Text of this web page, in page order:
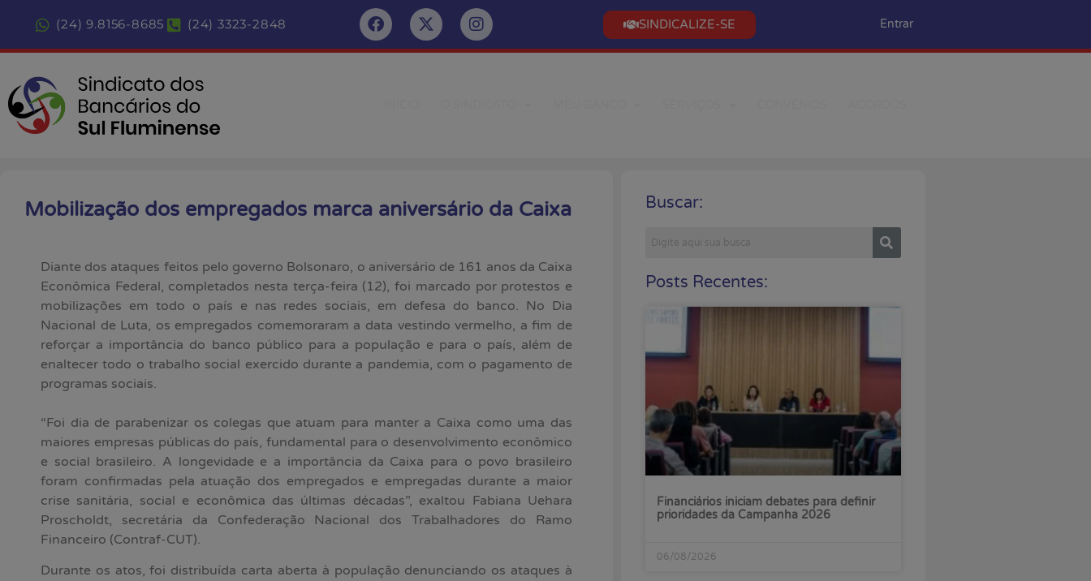
(24) 9.8156-8685 (24) 3323-2848 SINDICALIZE-SE Entrar
Mobilização dos empregados marca aniversário da Caixa
Diante dos ataques feitos pelo governo Bolsonaro, o aniversário de 161 anos da Caixa
Econômica Federal, completados nesta terça-feira (12), foi marcado por protestos e
mobilizações em todo o país e nas redes sociais, em defesa do banco. No Dia
Nacional de Luta, os empregados comemoraram a data vestindo vermelho, a fim de
reforçar a importância do banco público para a população e para o país, além de
enaltecer todo o trabalho social exercido durante a pandemia, com o pagamento de
programas sociais.
“Foi dia de parabenizar os colegas que atuam para manter a Caixa como uma das
maiores empresas públicas do país, fundamental para o desenvolvimento econômico
e social brasileiro. A longevidade e a importância da Caixa para o povo brasileiro
foram confirmadas pela atuação dos empregados e empregadas durante a maior
crise sanitária, social e econômica das últimas décadas”, exaltou Fabiana Uehara
Proscholdt, secretária da Confederação Nacional dos Trabalhadores do Ramo
Financeiro (Contraf-CUT).
Durante os atos, foi distribuída carta aberta à população denunciando os ataques à
Buscar:
Posts Recentes:
Financiários iniciam debates para definir
prioridades da Campanha 2026
06/08/2026